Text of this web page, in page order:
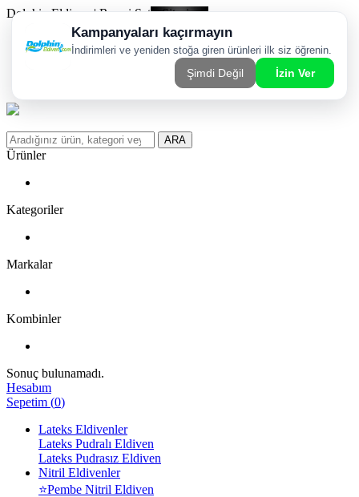
Dolphin Eldiven | Resmi Satış Sitesi
Kargom Nerede?
WhatsApp Sipariş Hattı
ARA
Ürünler
Kategoriler
Markalar
Kombinler
Sonuç bulunamadı.
Hesabım
Sepetim (0)
Lateks Eldivenler
Lateks Pudralı Eldiven
Lateks Pudrasız Eldiven
Nitril Eldivenler
⭐Pembe Nitril Eldiven